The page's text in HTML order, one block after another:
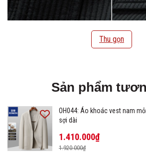
Thu gọn
Sản phẩm
OH044: Áo khoác vest nam
sợi dài
1.410.000₫
1.920.000₫